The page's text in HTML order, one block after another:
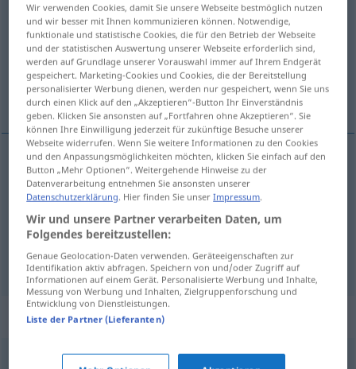
Grundstoffm <Grundstoff(e)s;Grundstoffe>
Übersicht aller Übersetzungen
(Für mehr Details die Übersetzung anklicken/antippen)
elemento materia prima
elementom Grundstoff CHEM
materiafprima Grundstoff
Synonyme für "Grundstoff"
Wir verwenden Cookies, damit Sie unsere Webseite bestmöglich nutzen
und wir besser mit Ihnen kommunizieren können. Notwendige,
funktionale und statistische Cookies, die für den Betrieb der Webseite
und der statistischen Auswertung unserer Webseite erforderlich sind,
werden auf Grundlage unserer Vorauswahl immer auf Ihrem Endgerät
gespeichert. Marketing-Cookies und Cookies, die der Bereitstellung
personalisierter Werbung dienen, werden nur gespeichert, wenn Sie uns
durch einen Klick auf den „Akzeptieren“-Button Ihr Einverständnis
geben. Klicken Sie ansonsten auf „Fortfahren ohne Akzeptieren“. Sie
können Ihre Einwilligung jederzeit für zukünftige Besuche unserer
Webseite widerrufen. Wenn Sie weitere Informationen zu den Cookies
und den Anpassungsmöglichkeiten möchten, klicken Sie einfach auf den
Button „Mehr Optionen“. Weitergehende Hinweise zu der
Datenverarbeitung entnehmen Sie ansonsten unserer
Datenschutzerklärung. Hier finden Sie unserImpressum.
Wir und unsere Partner verarbeiten Daten, um
Folgendes bereitzustellen:
Genaue Geolocation-Daten verwenden. Geräteeigenschaften zur
Identifikation aktiv abfragen. Speichern von und/oder Zugriff auf
Informationen auf einem Gerät. Personalisierte Werbung und Inhalte,
Messung von Werbung und Inhalten, Zielgruppenforschung und
Entwicklung von Dienstleistungen.
Liste der Partner (Lieferanten)